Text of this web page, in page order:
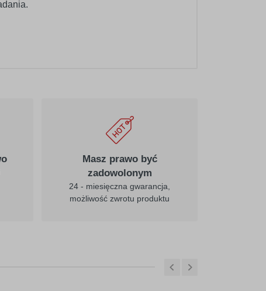
Masz prawo być
zadowolonym
24 - miesięczna gwarancja,
możliwość zwrotu produktu